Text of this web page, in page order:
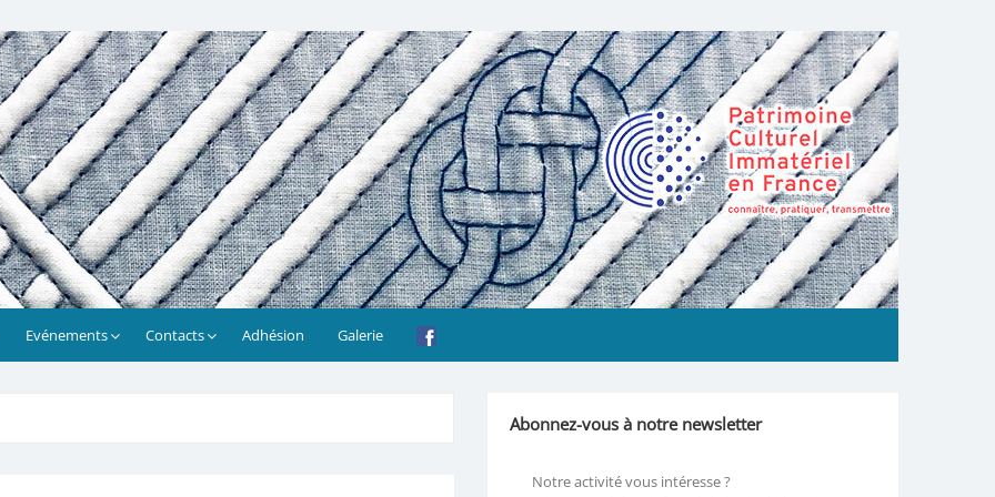
Evénements Contacts Adhésion Galerie
Abonnez-vous à notre newsletter
Notre activité vous intéresse ?